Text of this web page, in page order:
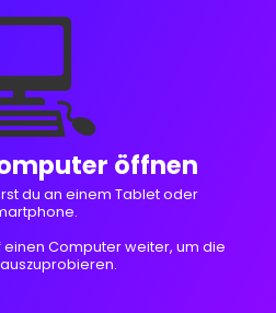
öffnen
du an einem Tablet oder
einen Computer weiter, um die